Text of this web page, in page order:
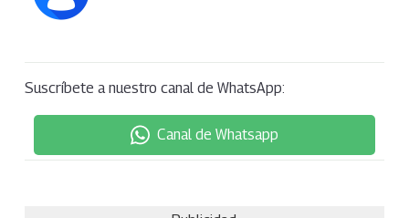
Suscríbete a nuestro canal de WhatsApp:
Canal de Whatsapp